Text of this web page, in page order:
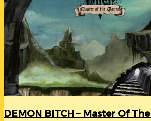
DEMON BITCH – Master Of